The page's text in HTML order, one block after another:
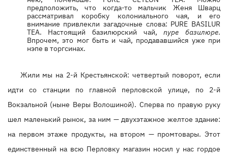
предположить, что когда-то мальчик Женя Шварц
рассматривал коробку колониального чая, и его
внимание привлекли загадочные слова: PURE BASILUR
TEA. Настоящий базилюрский чай,пуре базилюре.
Впрочем, это мог быть и чай, продававшийся уже при
нэпе в торгсинах.
Жили мы на 2-й Крестьянской: четвертый поворот, если
идти со станции по главной перловской улице, по 2-й
Вокзальной (ныне Веры Волошиной). Сперва по правую руку
шел маленький рынок, за ним — двухэтажное желтое здание:
на первом этаже продукты, на втором — промтовары. Этот
единственный на всю Перловку магазин носил у нас гордое